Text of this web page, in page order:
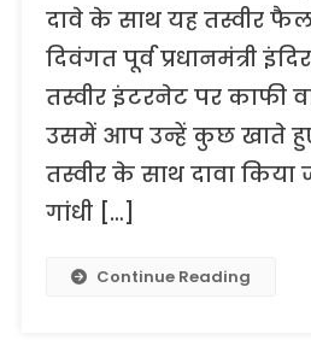
दावे के साथ यह तस्वीर
दिवंगत पूर्व प्रधानमंत्री
तस्वीर इंटरनेट पर काफी
उसमें आप उन्हें कुछ खाते
तस्वीर के साथ दावा किया
गांधी […]
Continue Reading